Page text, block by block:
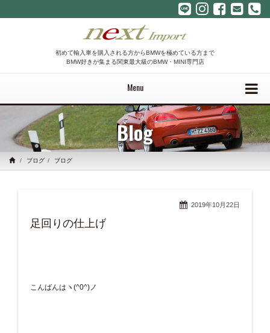
初めて輸入車を購入される方からBMWを極めている方まで
BMW好きが集まる関東最大級のBMW・MINI専門店
Menu
Blog
ブログ ブログ
2019年10月22日
足回りの仕上げ
こんばんはヽ(^0^)ノ